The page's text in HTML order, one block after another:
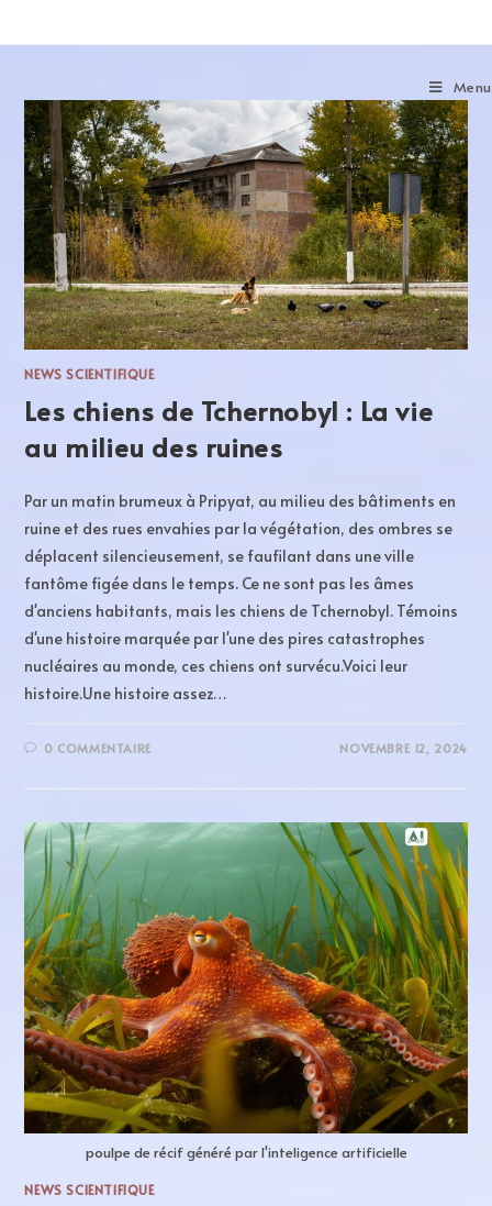
Menu
NEWS SCIENTIFIQUE
Les chiens de Tchernobyl : La vie
au milieu des ruines
Par un matin brumeux à Pripyat, au milieu des bâtiments en
ruine et des rues envahies par la végétation, des ombres se
déplacent silencieusement, se faufilant dans une ville
fantôme figée dans le temps. Ce ne sont pas les âmes
d'anciens habitants, mais les chiens de Tchernobyl. Témoins
d'une histoire marquée par l'une des pires catastrophes
nucléaires au monde, ces chiens ont survécu.Voici leur
histoire.Une histoire assez…
0 COMMENTAIRE NOVEMBRE 12, 2024
poulpe de récif généré par l'inteligence artificielle
NEWS SCIENTIFIQUE